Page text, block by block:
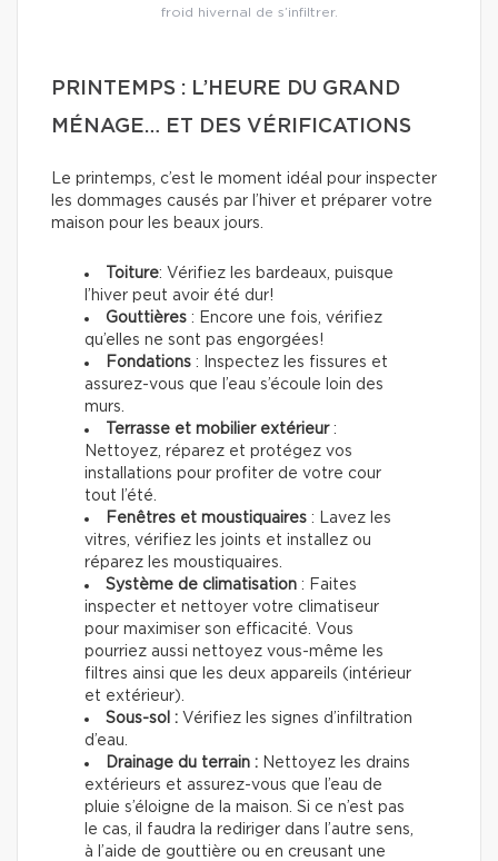
froid hivernal de s’infiltrer.
PRINTEMPS : L’HEURE DU GRAND
MÉNAGE… ET DES VÉRIFICATIONS
Le printemps, c’est le moment idéal pour inspecter
les dommages causés par l’hiver et préparer votre
maison pour les beaux jours.
Toiture: Vérifiez les bardeaux, puisque
l’hiver peut avoir été dur!
Gouttières : Encore une fois, vérifiez
qu’elles ne sont pas engorgées!
Fondations : Inspectez les fissures et
assurez-vous que l’eau s’écoule loin des
murs.
Terrasse et mobilier extérieur:
Nettoyez, réparez et protégez vos
installations pour profiter de votre cour
tout l’été.
Fenêtres et moustiquaires : Lavez les
vitres, vérifiez les joints et installez ou
réparez les moustiquaires.
Système de climatisation : Faites
inspecter et nettoyer votre climatiseur
pour maximiser son efficacité. Vous
pourriez aussi nettoyez vous-même les
filtres ainsi que les deux appareils (intérieur
et extérieur).
Sous-sol : Vérifiez les signes d’infiltration
d’eau.
Drainage du terrain : Nettoyez les drains
extérieurs et assurez-vous que l’eau de
pluie s’éloigne de la maison. Si ce n’est pas
le cas, il faudra la rediriger dans l’autre sens,
à l’aide de gouttière ou en creusant une